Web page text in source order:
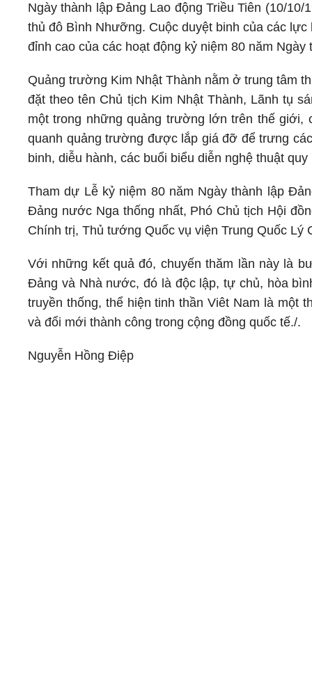
Ngày thành lập Đảng Lao động Triều Tiên (10/
thủ đô Bình Nhưỡng. Cuộc duyệt binh của các
đỉnh cao của các hoạt động kỷ niệm 80 năm
Quảng trường Kim Nhật Thành nằm ở trung tâm
đặt theo tên Chủ tịch Kim Nhật Thành, Lãnh tụ
một trong những quảng trường lớn trên thế
quanh quảng trường được lắp giá đỡ để trưng
binh, diễu hành, các buổi biểu diễn nghệ thuật
Tham dự Lễ kỷ niệm 80 năm Ngày thành lập
Đảng nước Nga thống nhất, Phó Chủ tịch Hội
Chính trị, Thủ tướng Quốc vụ viện Trung Quốc Lý
Với những kết quả đó, chuyến thăm lần này là
Đảng và Nhà nước, đó là độc lập, tự chủ, hòa
truyền thống, thể hiện tinh thần Viêt Nam là một
và đổi mới thành công trong cộng đồng quốc tế./.
Nguyễn Hồng Điệp